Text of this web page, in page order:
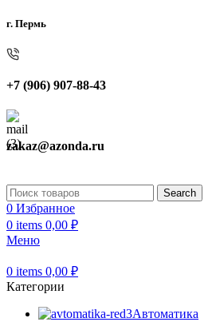
г. Пермь
+7 (906) 907-88-43
zakaz@azonda.ru
Search
0 Избранное
0 items 0,00 ₽
Меню
0 items 0,00 ₽
Категории
Автоматика